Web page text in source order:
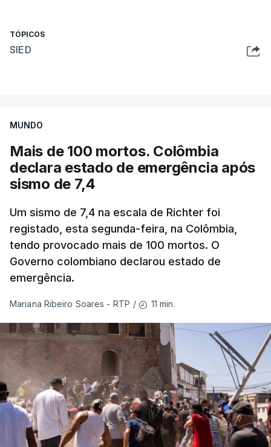
TÓPICOS
SIED
MUNDO
Mais de 100 mortos. Colômbia
declara estado de emergência após
sismo de 7,4
Um sismo de 7,4 na escala de Richter foi
registado, esta segunda-feira, na Colômbia,
tendo provocado mais de 100 mortos. O
Governo colombiano declarou estado de
emergência.
Mariana Ribeiro Soares - RTP / 11 min.